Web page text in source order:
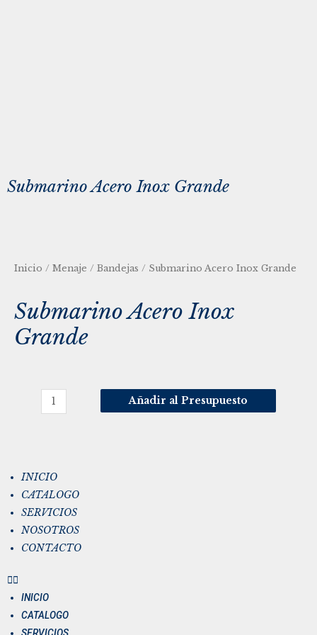
Submarino Acero Inox Grande
Inicio / Menaje / Bandejas / Submarino Acero Inox Grande
Submarino Acero Inox
Grande
Añadir al Presupuesto
INICIO
CATALOGO
SERVICIOS
NOSOTROS
CONTACTO
INICIO
CATALOGO